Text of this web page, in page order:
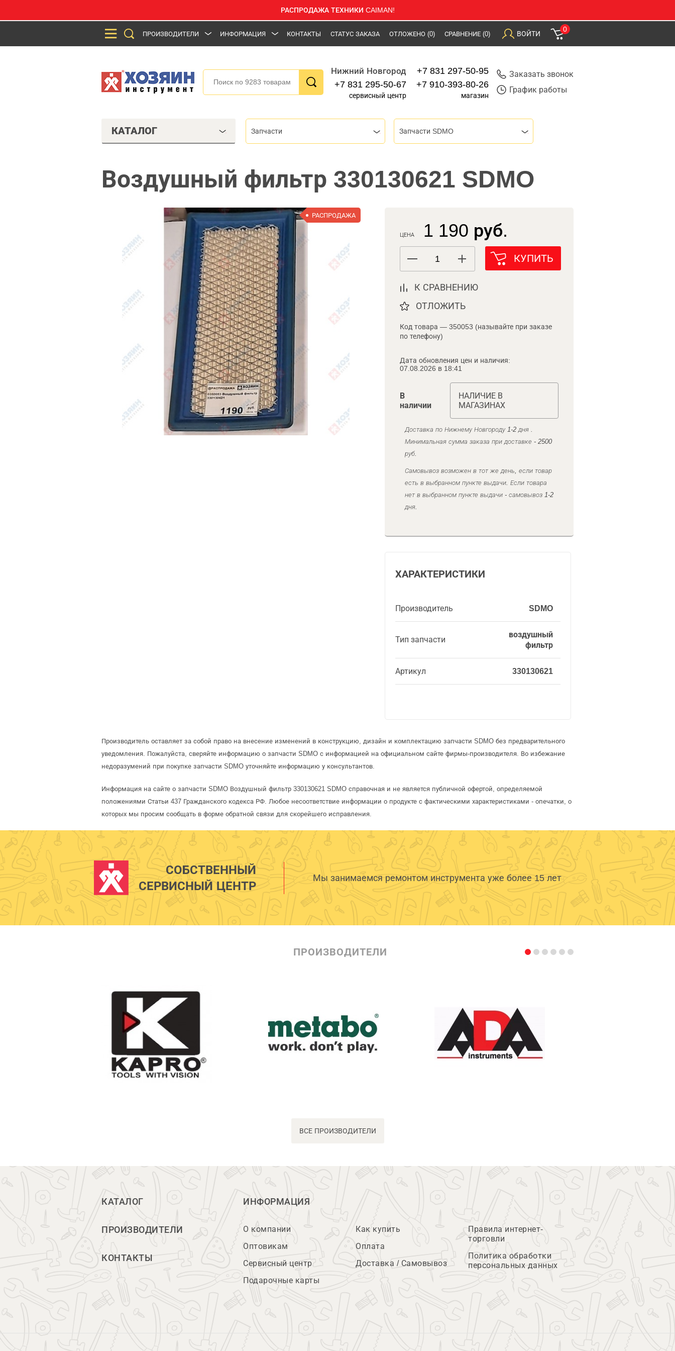
РАСПРОДАЖА ТЕХНИКИ CAIMAN!
ПРОИЗВОДИТЕЛИ ИНФОРМАЦИЯ КОНТАКТЫ СТАТУС ЗАКАЗА ОТЛОЖЕНО (0) СРАВНЕНИЕ (0) ВОЙТИ
0
Нижний Новгород
+7 831 295-50-67
сервисный центр
+7 831 297-50-95
+7 910-393-80-26
магазин
Заказать звонок
График работы
КАТАЛОГ Запчасти Запчасти SDMO
Воздушный фильтр 330130621 SDMO
РАСПРОДАЖА
ЦЕНА 1 190 руб.
КУПИТЬ
К СРАВНЕНИЮ
ОТЛОЖИТЬ
Код товара — 350053 (называйте при заказе
по телефону)
Дата обновления цен и наличия:
07.08.2026 в 18:41
В
наличии
НАЛИЧИЕ В
МАГАЗИНАХ
Доставка по Нижнему Новгороду 1-2 дня .
Минимальная сумма заказа при доставке - 2500
руб.
Самовывоз возможен в тот же день, если товар
есть в выбранном пункте выдачи. Если товара
нет в выбранном пункте выдачи - самовывоз 1-2
дня.
ХАРАКТЕРИСТИКИ
Производитель SDMO
Тип запчасти
воздушный
фильтр
Артикул 330130621
Производитель оставляет за собой право на внесение изменений в конструкцию, дизайн и комплектацию запчасти SDMO без предварительного
уведомления. Пожалуйста, сверяйте информацию о запчасти SDMO с информацией на официальном сайте фирмы-производителя. Во избежание
недоразумений при покупке запчасти SDMO уточняйте информацию у консультантов.
Информация на сайте о запчасти SDMO Воздушный фильтр 330130621 SDMO справочная и не является публичной офертой, определяемой
положениями Статьи 437 Гражданского кодекса РФ. Любое несоответствие информации о продукте с фактическими характеристиками - опечатки, о
которых мы просим сообщать в форме обратной связи для скорейшего исправления.
СОБСТВЕННЫЙ
СЕРВИСНЫЙ ЦЕНТР
Мы занимаемся ремонтом инструмента уже более 15 лет
ПРОИЗВОДИТЕЛИ
ВСЕ ПРОИЗВОДИТЕЛИ
КАТАЛОГ
ПРОИЗВОДИТЕЛИ
КОНТАКТЫ
ИНФОРМАЦИЯ
О компании
Оптовикам
Сервисный центр
Подарочные карты
Как купить
Оплата
Доставка / Самовывоз
Правила интернет-
торговли
Политика обработки
персональных данных